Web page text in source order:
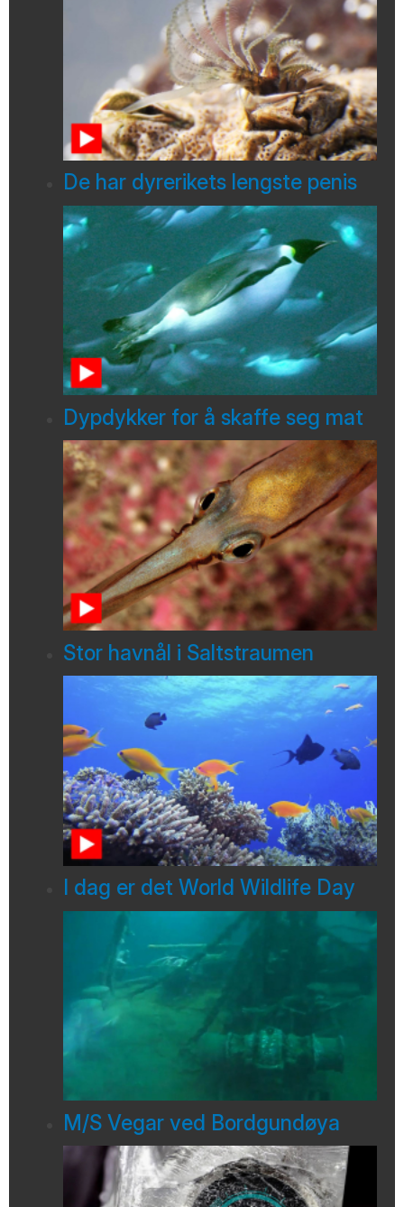
De har dyrerikets lengste penis
Dypdykker for å skaffe seg mat
Stor havnål i Saltstraumen
I dag er det World Wildlife Day
M/S Vegar ved Bordgundøya